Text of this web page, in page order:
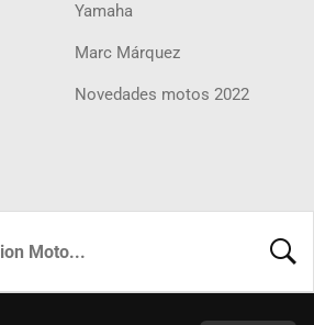
Yamaha
Marc Márquez
Novedades motos 2022